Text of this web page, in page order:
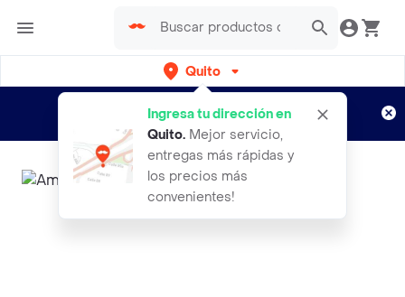
Quito
Ingresa tu dirección en
Quito. Mejor servicio,
entregas más rápidas y
los precios más
convenientes!
envíos gratis por semanas
Aplican TyC